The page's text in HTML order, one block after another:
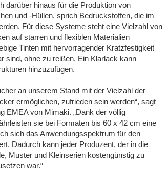
darüber hinaus für die Produktion von
und -Hüllen, sprich Bedruckstoffen, die im
Für diese Systeme steht eine Vielzahl von
auf starren und flexiblen Materialien
Tinten mit hervorragender Kratzfestigkeit
sind, ohne zu reißen. Ein Klarlack kann
hinzuzufügen.
an unserem Stand mit der Vielzahl der
ermöglichen, zufrieden sein werden“, sagt
EMEA von Mimaki. „Dank der völlig
sie bei Formaten bis 60 x 42 cm eine
sich das Anwendungsspektrum für den
Dadurch kann jeder Produzent, der in die
Muster und Kleinserien kostengünstig zu
war.“